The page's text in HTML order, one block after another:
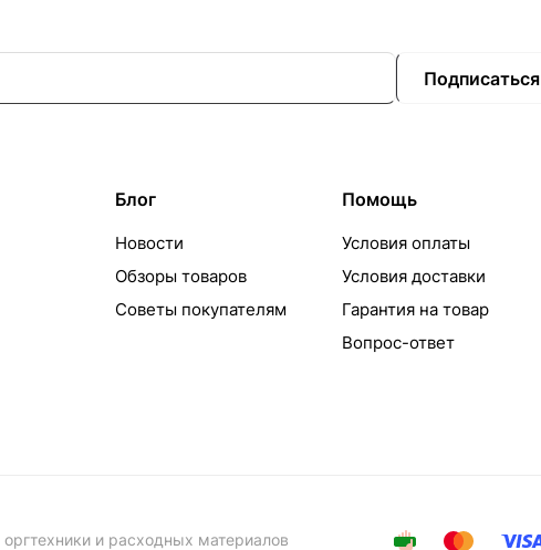
Подписаться
Блог
Новости
Обзоры товаров
Советы покупателям
Помощь
Условия оплаты
Условия доставки
Гарантия на товар
Вопрос-ответ
и расходных материалов